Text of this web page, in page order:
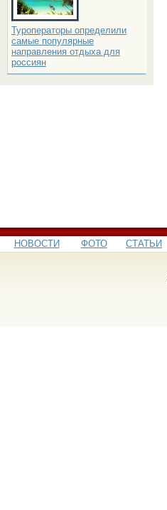
Туроператоры определили
самые популярные
направления отдыха для
россиян
НОВОСТИ ФОТО СТАТЬИ